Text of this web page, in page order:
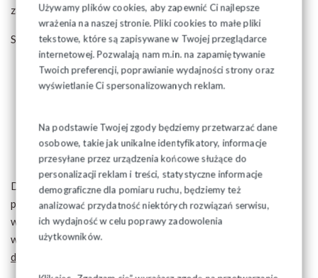
Używamy plików cookies, aby zapewnić Ci najlepsze
wrażenia na naszej stronie. Pliki cookies to małe pliki
tekstowe, które są zapisywane w Twojej przeglądarce
internetowej. Pozwalają nam m.in. na zapamiętywanie
Twoich preferencji, poprawianie wydajności strony oraz
wyświetlanie Ci spersonalizowanych reklam.
Na podstawie Twojej zgody będziemy przetwarzać dane
osobowe, takie jak unikalne identyfikatory, informacje
przesyłane przez urządzenia końcowe służące do
personalizacji reklam i treści, statystyczne informacje
demograficzne dla pomiaru ruchu, będziemy też
analizować przydatność niektórych rozwiązań serwisu,
ich wydajność w celu poprawy zadowolenia
użytkowników.
zakładowe organizacje związkowe.
Społeczną inspekcję pracy w zakładzie pracy tworzą:
zakładowy społeczny inspektor pracy – dla całego
zakładu pracy;
dla poszczególnych oddziałów (wydziałów);
grupowi społeczni inspektorzy pracy – dla komórek
organizacyjnych oddziałów (wydziałów).
Dla prawidłowego funkcjonowania SIP niezbędne jest
przyjęcie odpowiednich dokumentówi przeprowadzenie
wyborów zgodnie z przyjętym regulaminem. Akty prawne i
wzory dokumentów znajdują się w zakładce
dokumenty.